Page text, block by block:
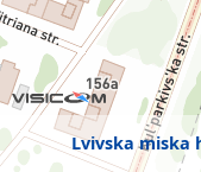
Lvivska miska